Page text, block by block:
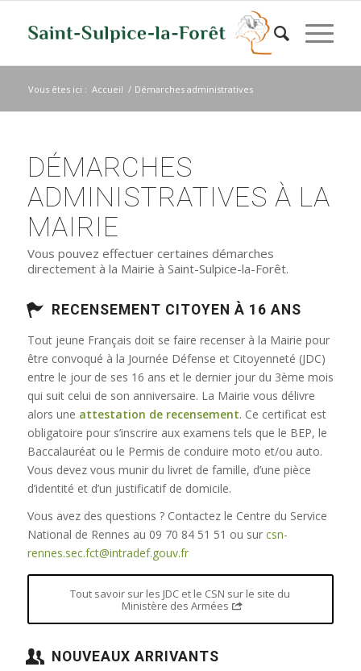
Vous êtes ici : Accueil / Démarches administratives
DÉMARCHES
ADMINISTRATIVES À LA
MAIRIE
Vous pouvez effectuer certaines démarches
directement à la Mairie à Saint-Sulpice-la-Forêt.
RECENSEMENT CITOYEN À 16 ANS
Tout jeune Français doit se faire recenser à la Mairie pour
être convoqué à la Journée Défense et Citoyenneté (JDC)
entre le jour de ses 16 ans et le dernier jour du 3ème mois
qui suit celui de son anniversaire. La Mairie vous délivre
alors une attestation de recensement. Ce certificat est
obligatoire pour s’inscrire aux examens tels que le BEP, le
Baccalauréat ou le Permis de conduire moto et/ou auto.
Vous devez vous munir du livret de famille, d’une pièce
d’identité et d’un justificatif de domicile.
Vous avez des questions ? Contactez le Centre du Service
National de Rennes au 09 70 84 51 51 ou sur csn-
rennes.sec.fct@intradef.gouv.fr
Tout savoir sur les JDC et le CSN sur le site du
Ministère des Armées
NOUVEAUX ARRIVANTS